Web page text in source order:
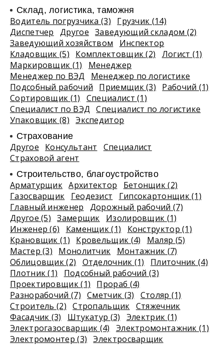
Склад, логистика, таможня
Водитель погрузчика (3)
Грузчик (14)
Диспетчер
Другое Заведующий складом (2)
Заведующий хозяйством
Инспектор
Кладовщик (5)
Комплектовщик (2)
Логист (1)
Маркировщик (1)
Менеджер
Менеджер по ВЭД
Менеджер по логистике
Подсобный рабочий
Приемщик (3)
Рабочий (1)
Сортировщик (1)
Специалист (1)
Специалист по ВЭД
Специалист по логистике
Упаковщик (8)
Экспедитор
Страхование
Другое Консультант
Специалист
Страховой агент
Строительство, благоустройство
Арматурщик Архитектор
Бетонщик (2)
Газосварщик
Геодезист
Гипсокартонщик (1)
Главный инженер
Дорожный рабочий (7)
Другое (5)
Замерщик
Изолировщик (1)
Инженер (6)
Каменщик (1)
Конструктор (1)
Крановщик (1)
Кровельщик (4)
Маляр (5)
Мастер (3)
Монолитчик
Монтажник (7)
Облицовщик (2)
Отделочник (1)
Плиточник (4)
Плотник (1)
Подсобный рабочий (3)
Проектировщик (1)
Прораб (4)
Разнорабочий (7) Сметчик (3)
Столяр (1)
Строитель (2)
Стропальщик Стяжечник
Фасадчик (3)
Штукатур (3)
Электрик (1)
Электрогазосварщик (4)
Электромонтажник (1)
Электромонтер (3)
Электросварщик